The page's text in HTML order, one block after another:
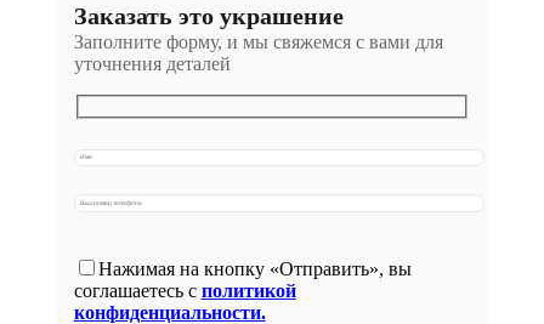
Заказать это украшение
Заполните форму, и мы свяжемся с вами для
уточнения деталей
Нажимая на кнопку «Отправить», вы
соглашаетесь с политикой
конфиденциальности.